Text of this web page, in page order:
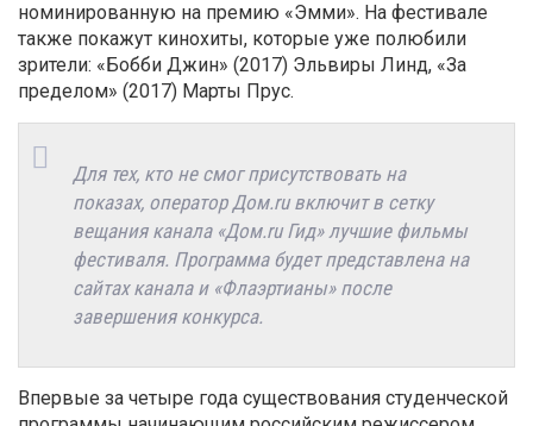
номинированную на премию «Эмми». На фестивале
также покажут кинохиты, которые уже полюбили
зрители: «Бобби Джин» (2017) Эльвиры Линд, «За
пределом» (2017) Марты Прус.
Для тех, кто не смог присутствовать на
показах, оператор Дом.ru включит в сетку
вещания канала «Дом.ru Гид» лучшие фильмы
фестиваля. Программа будет представлена на
сайтах канала и «Флаэртианы» после
завершения конкурса.
Впервые за четыре года существования студенческой